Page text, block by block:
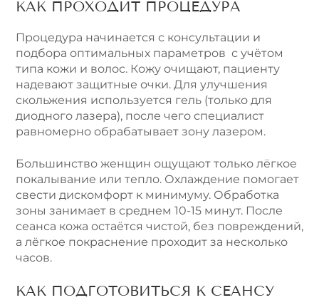
КАК ПРОХОДИТ ПРОЦЕДУРА
Процедура начинается с консультации и
подбора оптимальных параметров с учётом
типа кожи и волос. Кожу очищают, пациенту
надевают защитные очки. Для улучшения
скольжения используется гель (только для
диодного лазера), после чего специалист
равномерно обрабатывает зону лазером.
Большинство женщин ощущают только лёгкое
покалывание или тепло. Охлаждение помогает
свести дискомфорт к минимуму. Обработка
зоны занимает в среднем 10-15 минут. После
сеанса кожа остаётся чистой, без повреждений,
а лёгкое покраснение проходит за несколько
часов.
КАК ПОДГОТОВИТЬСЯ К СЕАНСУ